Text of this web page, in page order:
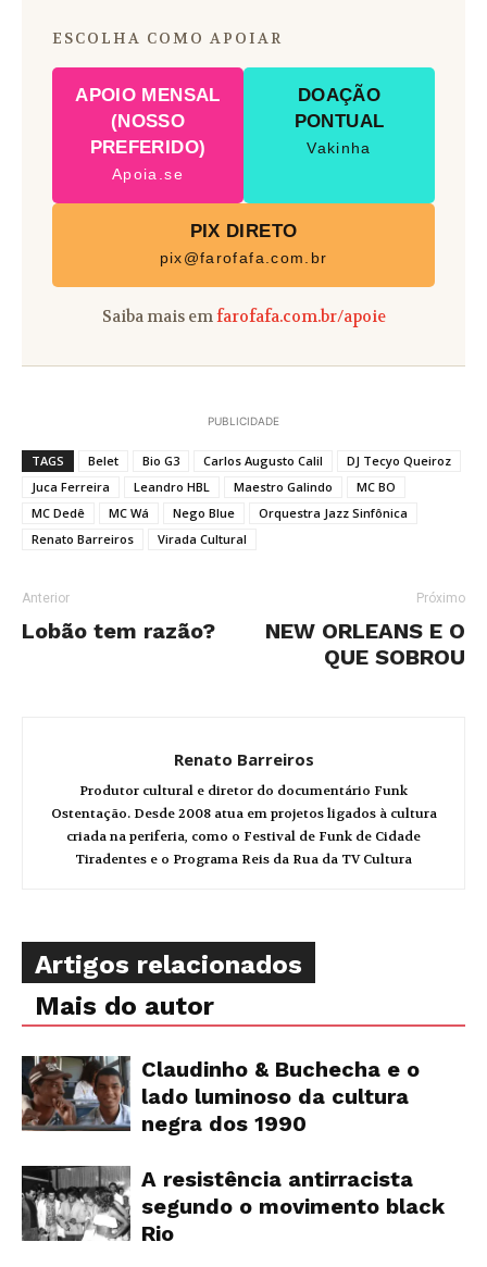
ESCOLHA COMO APOIAR
APOIO MENSAL
(NOSSO
PREFERIDO)
Apoia.se
DOAÇÃO
PONTUAL
Vakinha
PIX DIRETO
pix@farofafa.com.br
Saiba mais emfarofafa.com.br/apoie
PUBLICIDADE
TAGS Belet Bio G3 Carlos Augusto Calil
DJ Tecyo Queiroz
Juca Ferreira
Leandro HBL Maestro Galindo
MC BO
MC Dedê
MC Wá Nego Blue
Orquestra Jazz Sinfônica
Renato Barreiros
Virada Cultural
Anterior
Lobão tem razão?
Próximo
NEW ORLEANS E O
QUE SOBROU
Renato Barreiros
Produtor cultural e diretor do documentário Funk
Ostentação. Desde 2008 atua em projetos ligados à cultura
criada na periferia, como o Festival de Funk de Cidade
Tiradentes e o Programa Reis da Rua da TV Cultura
Artigos relacionados
Mais do autor
Claudinho & Buchecha e o
lado luminoso da cultura
negra dos 1990
A resistência antirracista
segundo o movimento black
Rio